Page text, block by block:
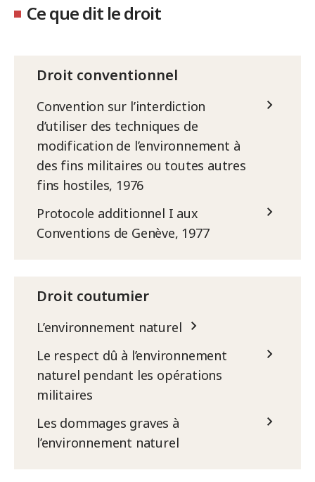
Ce que dit le droit
Droit conventionnel
Convention sur l’interdiction
d’utiliser des techniques de
modification de l’environnement à
des fins militaires ou toutes autres
fins hostiles, 1976
Protocole additionnel I aux
Conventions de Genève, 1977
Droit coutumier
L’environnement naturel
Le respect dû à l’environnement
naturel pendant les opérations
militaires
Les dommages graves à
l’environnement naturel